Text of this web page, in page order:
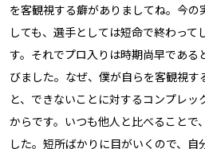
を客観視する癖がありましてね。今の
しても、選手としては短命で終わって
す。それでプロ入りは時期尚早である
びました。なぜ、僕が自らを客観視す
と、できないことに対するコンプレ
からです。いつも他人と比べることで
した。短所ばかりに目がいくので、自